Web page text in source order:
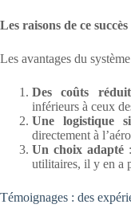
Les raisons de ce succès
Les avantages du
Des coûts
inférieurs à ceux
Une logistique
directement à
Un choix adapté
utilitaires, il y en a
Témoignages : des